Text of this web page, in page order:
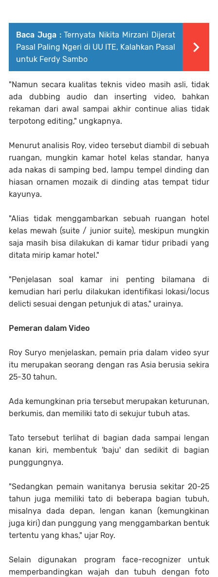
Baca Juga : Ternyata Nikita Mirzani Dijerat
Pasal Paling Ngeri di UU ITE, Kalahkan Pasal
untuk Ferdy Sambo
"Namun secara kualitas teknis video masih asli, tidak
ada dubbing audio dan inserting video, bahkan
rekaman dari awal sampai akhir continue alias tidak
terpotong editing," ungkapnya.
Menurut analisis Roy, video tersebut diambil di sebuah
ruangan, mungkin kamar hotel kelas standar, hanya
ada nakas di samping bed, lampu tempel dinding dan
hiasan ornamen mozaik di dinding atas tempat tidur
kayunya.
"Alias tidak menggambarkan sebuah ruangan hotel
kelas mewah (suite / junior suite), meskipun mungkin
saja masih bisa dilakukan di kamar tidur pribadi yang
ditata mirip kamar hotel."
"Penjelasan soal kamar ini penting bilamana di
kemudian hari perlu dilakukan identifikasi lokasi/locus
delicti sesuai dengan petunjuk di atas," urainya.
Pemeran dalam Video
Roy Suryo menjelaskan, pemain pria dalam video syur
itu merupakan seorang dengan ras Asia berusia sekira
25-30 tahun.
Ada kemungkinan pria tersebut merupakan keturunan,
berkumis, dan memiliki tato di sekujur tubuh atas.
Tato tersebut terlihat di bagian dada sampai lengan
kanan kiri, membentuk 'baju' dan sedikit di bagian
punggungnya.
"Sedangkan pemain wanitanya berusia sekitar 20-25
tahun juga memiliki tato di beberapa bagian tubuh,
misalnya dada depan, lengan kanan (kemungkinan
juga kiri) dan punggung yang menggambarkan bentuk
tertentu yang khas," ujar Roy.
Selain digunakan program face-recognizer untuk
memperbandingkan wajah dan tubuh dengan foto